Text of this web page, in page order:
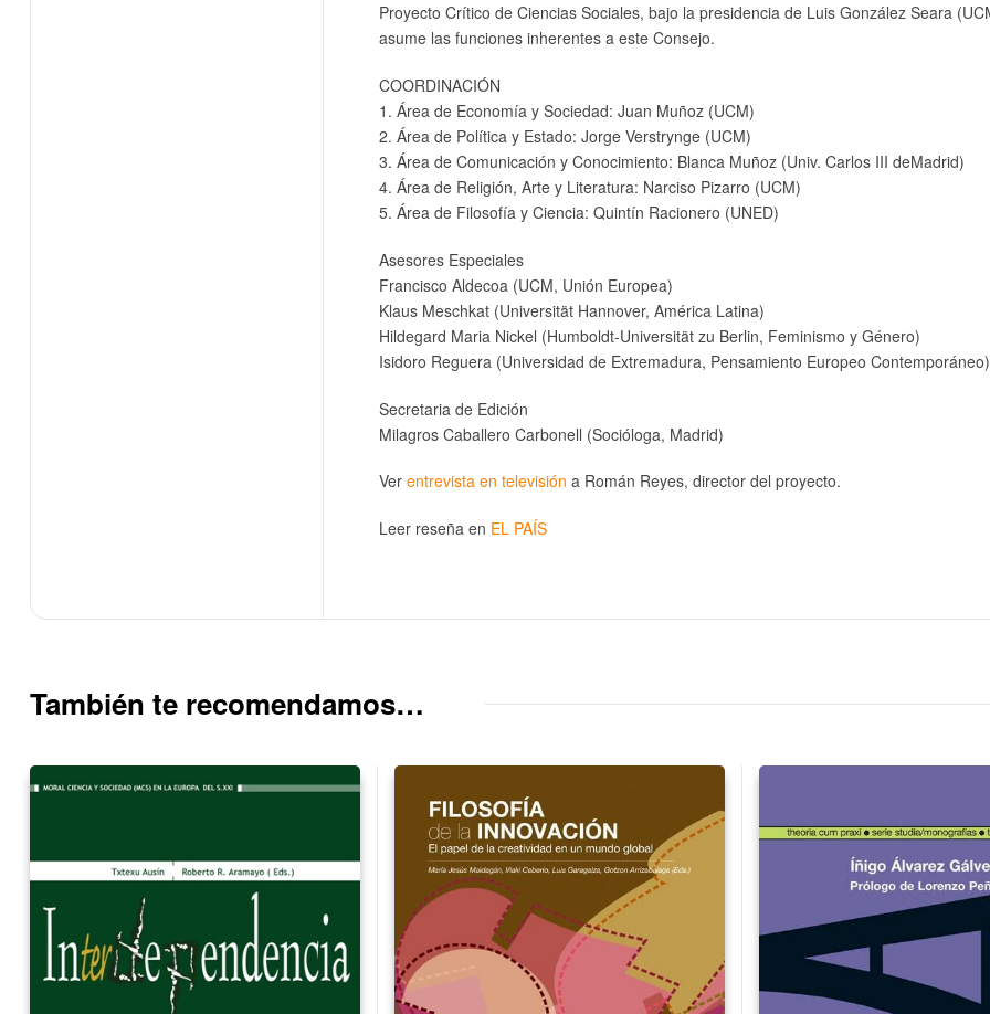
Proyecto Crítico de Ciencias Sociales, bajo la presidencia de Luis González Seara
asume las funciones inherentes a este Consejo.
COORDINACIÓN
1. Área de Economía y Sociedad: Juan Muñoz (UCM)
2. Área de Política y Estado: Jorge Verstrynge (UCM)
3. Área de Comunicación y Conocimiento: Blanca Muñoz (Univ. Carlos III deMadrid)
4. Área de Religión, Arte y Literatura: Narciso Pizarro (UCM)
5. Área de Filosofía y Ciencia: Quintín Racionero (UNED)
Asesores Especiales
Francisco Aldecoa (UCM, Unión Europea)
Klaus Meschkat (Universität Hannover, América Latina)
Hildegard Maria Nickel (Humboldt-Universität zu Berlin, Feminismo y Género)
Isidoro Reguera (Universidad de Extremadura, Pensamiento Europeo Contemporáneo)
Secretaria de Edición
Milagros Caballero Carbonell (Socióloga, Madrid)
Ver entrevista en televisión a Román Reyes, director del proyecto.
Leer reseña en EL PAÍS
También te recomendamos…